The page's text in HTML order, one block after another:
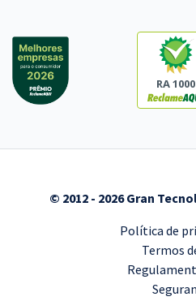
RA 1000
© 2012 - 2026 Gran
Política de
Termos